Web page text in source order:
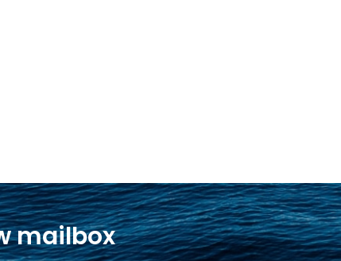
mailbox